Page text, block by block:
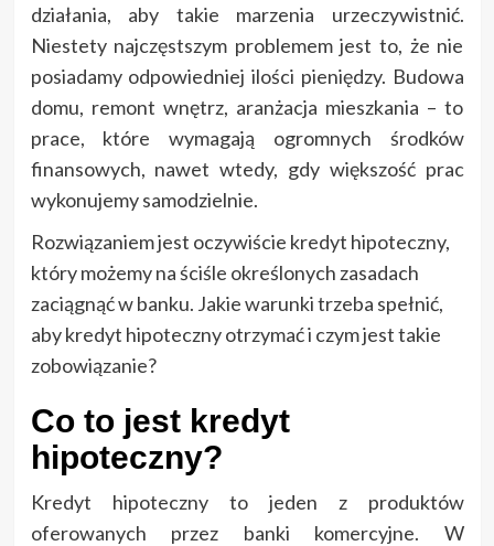
działania, aby takie marzenia urzeczywistnić.
Niestety najczęstszym problemem jest to, że nie
posiadamy odpowiedniej ilości pieniędzy. Budowa
domu, remont wnętrz, aranżacja mieszkania – to
prace, które wymagają ogromnych środków
finansowych, nawet wtedy, gdy większość prac
wykonujemy samodzielnie.
Rozwiązaniem jest oczywiście kredyt hipoteczny,
który możemy na ściśle określonych zasadach
zaciągnąć w banku. Jakie warunki trzeba spełnić,
aby kredyt hipoteczny otrzymać i czym jest takie
zobowiązanie?
Co to jest kredyt
hipoteczny?
Kredyt hipoteczny to jeden z produktów
oferowanych przez banki komercyjne. W